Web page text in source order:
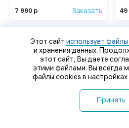
7 990 р Заказать 49
Этот сайт использует
и хранения данных.
этот сайт, Вы даете
этими файлами. Вы всегда
файлы cookies в настройках
Принять